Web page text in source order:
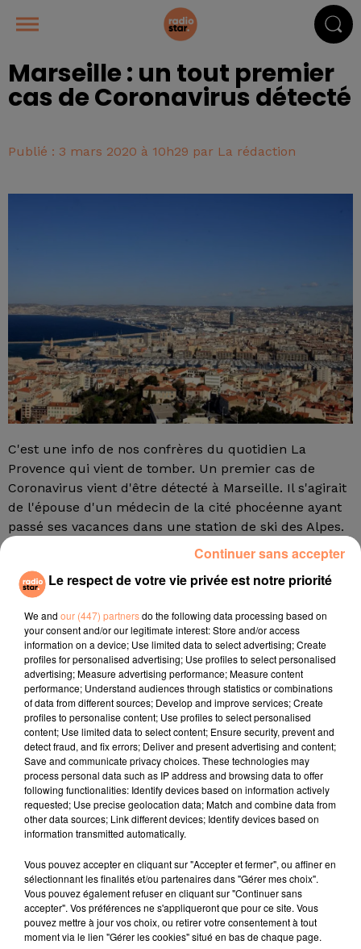
Marseille : un tout premier
cas de Coronavirus détecté
Publié : 3 mars 2020 à 10h29 par La rédaction
C'est une info de nos confrères du quotidien La
Provence qui vient de tomber. Un premier cas de
Coronavirus vient d'être détecté à Marseille. Il s'agirait
de l'épouse d'un médecin de la cité phocéenne ayant
passé ses vacances dans une station de ski des Alpes.
fil actus
4 juillet 2022
Radio Star Live avec Dadju
27 juin 2022
Marseille : une application pour mettre en
relation extras et...
27 juin 2022
Le cocholed pour jouer à la pétanque
jusqu'au bout de la nuit !
10 mai 2022
Toulon : des quais électrifiés pour 2023 !
Cassis organise sa traditionnelle "Fête du vin"
10 mai 2022
Marseille : appel à témoins pour retrouver
Frédéric Pache
Le respect de votre vie privée est notre priorité
We and our (447) partnersdo the following data processing based on
your consent and/or our legitimate interest: Store and/or access
information on a device; Use limited data to select advertising; Create
profiles for personalised advertising; Use profiles to select personalised
advertising; Measure advertising performance; Measure content
performance; Understand audiences through statistics or combinations
of data from different sources; Develop and improve services; Create
profiles to personalise content; Use profiles to select personalised
content; Use limited data to select content; Ensure security, prevent and
detect fraud, and fix errors; Deliver and present advertising and content;
Save and communicate privacy choices. These technologies may
process personal data such as IP address and browsing data to offer
following functionalities: Identify devices based on information actively
requested; Use precise geolocation data; Match and combine data from
other data sources; Link different devices; Identify devices based on
information transmitted automatically.
Vous pouvez accepter en cliquant sur "Accepter et fermer", ou affiner en
sélectionnant les finalités et/ou partenaires dans "Gérer mes choix".
Vous pouvez également refuser en cliquant sur "Continuer sans
accepter". Vos préférences ne s'appliqueront que pour ce site. Vous
pouvez mettre à jour vos choix, ou retirer votre consentement à tout
moment via le lien "Gérer les cookies" situé en bas de chaque page.
Continuer sans accepter